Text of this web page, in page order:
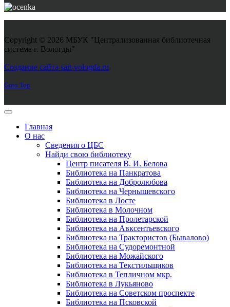
Copyright © 2026 МБУК "Централизованная библиотечная
система г. Вологды"
Создание сайта sait-vologda.ru
Goto Top
Главная
О нас
Сведения о ЦБС
Найди свою библиотеку
Центр писателя В. И. Белова
Библиотека на Панкратова
Библиотека на Добролюбова
Библиотека на Чернышевского
Библиотека в Лосте
Библиотека в Молочном
Библиотека на Пролетарской
Библиотека на Авксентьевского
Библиотека на Трактористов (Бывалово)
Библиотека на Судоремонтной
Библиотека на Можайского
Библиотека на Текстильщиков
Библиотека в Тепличном мкр.
Библиотека в Лукьяново
Библиотека на Советском проспекте
Библиотека на Псковской